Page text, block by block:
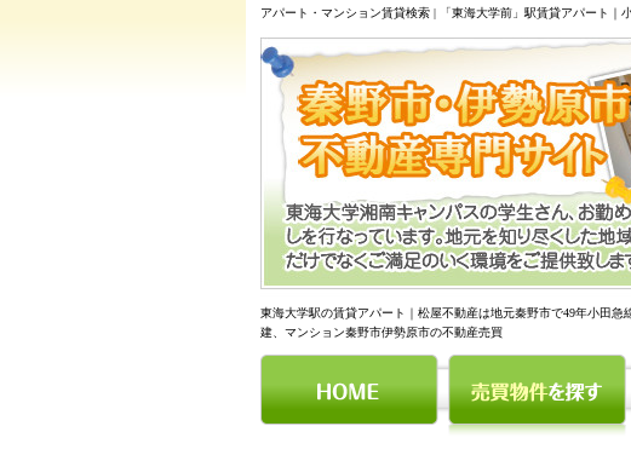
アパート・マンション賃貸検索 | 「東海大学前」駅賃貸アパート｜
東海大学駅の賃貸アパート｜松屋不動産は地元秦野市で49年小田
建、マンション秦野市伊勢原市の不動産売買